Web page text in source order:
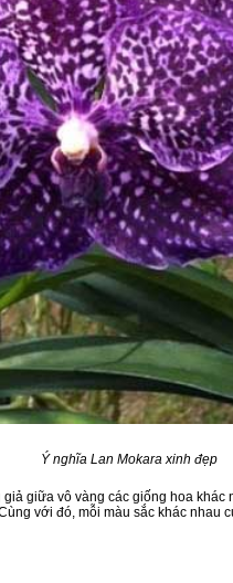
Ý nghĩa Lan Mokara xinh đẹp
giữa vô vàng các giống hoa
với đó, mỗi màu sắc khác